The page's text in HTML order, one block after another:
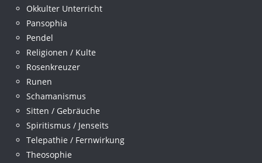
Okkulter Unterricht
Pansophia
Pendel
Religionen / Kulte
Rosenkreuzer
Runen
Schamanismus
Sitten / Gebräuche
Spiritismus / Jenseits
Telepathie / Fernwirkung
Theosophie